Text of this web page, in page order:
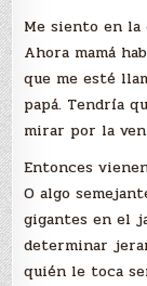
Me siento en la
Ahora mamá
que me esté
papá. Tendría
mirar por la
Entonces
O algo
gigantes en el
determinar
quién le toca